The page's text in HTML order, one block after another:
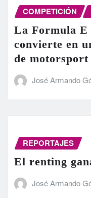
COMPETICIÓN
La Formula E
convierte en
de motorsport
José Armando
REPORTAJES
El renting
José Armando